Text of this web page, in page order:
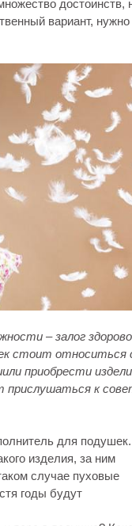
достоинств,
вариант, нужно
– залог
стоит относиться
приобрести
прислушаться к
для
изделия, за ним
случае пуховые
годы будут